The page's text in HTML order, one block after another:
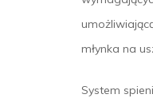
młynka na
System